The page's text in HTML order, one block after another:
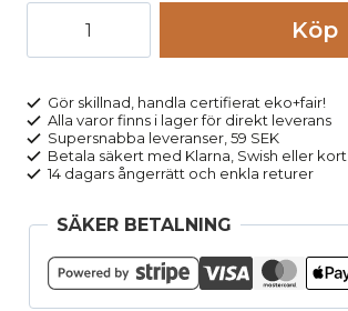
smalt
midjeband
IDINA
svart
mängd
Köp
Gör skillnad, handla certifierat eko+fair!
Alla varor finns i lager för direkt leverans
Supersnabba leveranser, 59 SEK
Betala säkert med Klarna, Swish eller kort
14 dagars ångerrätt och enkla returer
SÄKER BETALNING